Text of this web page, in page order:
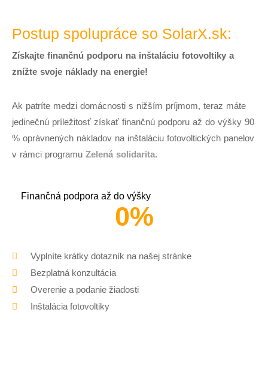
Postup spolupráce so SolarX.sk:
Získajte finančnú podporu na inštaláciu fotovoltiky a
znížte svoje náklady na energie!
Ak patríte medzi domácnosti s nižším príjmom, teraz máte
jedinečnú príležitosť získať finančnú podporu až do výšky 90
% oprávnených nákladov na inštaláciu fotovoltických panelov
v rámci programu Zelená solidarita.
Finančná podpora až do výšky
0%
Vyplníte krátky dotazník na našej stránke
Bezplatná konzultácia
Overenie a podanie žiadosti
Inštalácia fotovoltiky